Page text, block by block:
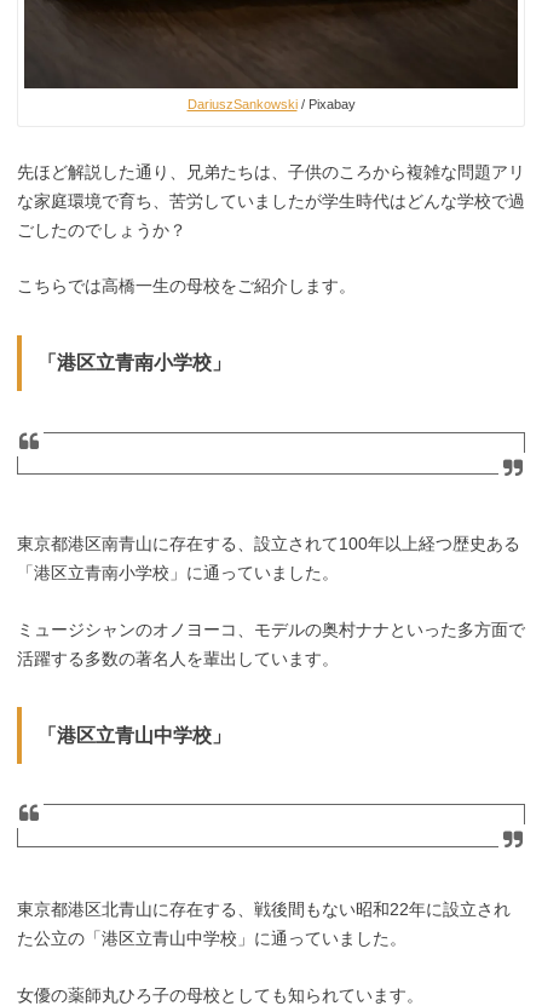
DariuszSankowski/ Pixabay
先ほど解説した通り、兄弟たちは、子供のころから複雑な問題アリ
な家庭環境で育ち、苦労していましたが学生時代はどんな学校で過
ごしたのでしょうか？
こちらでは高橋一生の母校をご紹介します。
「港区立青南小学校」
東京都港区南青山に存在する、設立されて100年以上経つ歴史ある
「港区立青南小学校」に通っていました。
ミュージシャンのオノヨーコ、モデルの奥村ナナといった多方面で
活躍する多数の著名人を輩出しています。
「港区立青山中学校」
東京都港区北青山に存在する、戦後間もない昭和22年に設立され
た公立の「港区立青山中学校」に通っていました。
女優の薬師丸ひろ子の母校としても知られています。